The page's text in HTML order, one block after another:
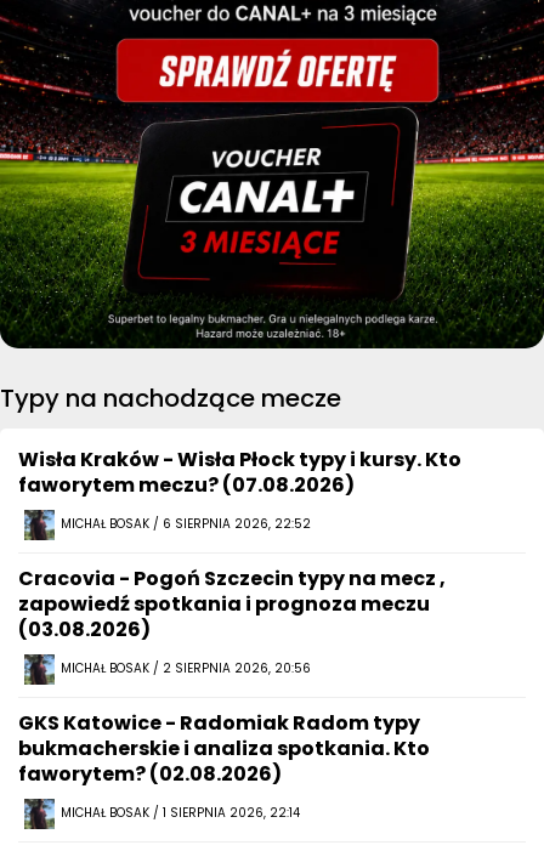
Typy na nachodzące mecze
Wisła Kraków - Wisła Płock typy i kursy. Kto
faworytem meczu? (07.08.2026)
MICHAŁ BOSAK / 6 SIERPNIA 2026, 22:52
Cracovia - Pogoń Szczecin typy na mecz ,
zapowiedź spotkania i prognoza meczu
(03.08.2026)
MICHAŁ BOSAK / 2 SIERPNIA 2026, 20:56
GKS Katowice - Radomiak Radom typy
bukmacherskie i analiza spotkania. Kto
faworytem? (02.08.2026)
MICHAŁ BOSAK / 1 SIERPNIA 2026, 22:14